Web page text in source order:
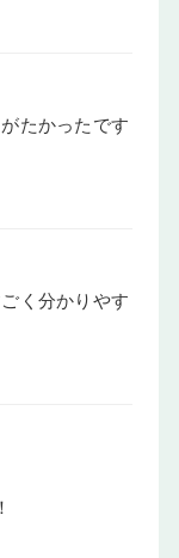
たかったです
く分かりやす